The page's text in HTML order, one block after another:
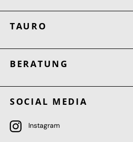
TAURO
BERATUNG
SOCIAL MEDIA
Instagram